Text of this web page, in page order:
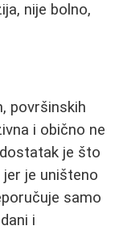
nije bolno,
površinskih
i obično ne
je što
je uništeno
samo
i